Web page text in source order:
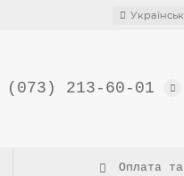
(073) 213-60-01
Оплата